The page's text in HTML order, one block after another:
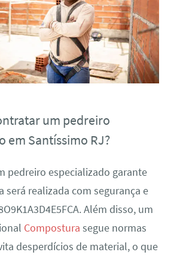
um pedreiro
em Santíssimo RJ?
pedreiro especializado garante
será realizada com segurança e
Além disso, um
Compostura segue normas
desperdícios de material, o que